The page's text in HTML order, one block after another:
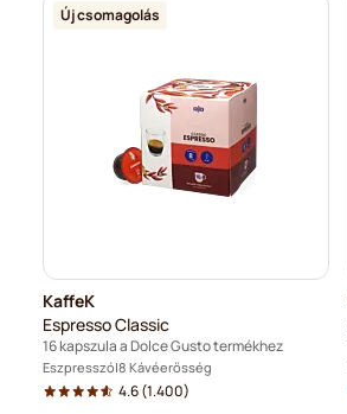
Új csomagolás
KaffeK
Espresso Classic
16 kapszula a Dolce Gusto termékhez
Eszpresszó 8 Kávéerősség
4.6(1.400)